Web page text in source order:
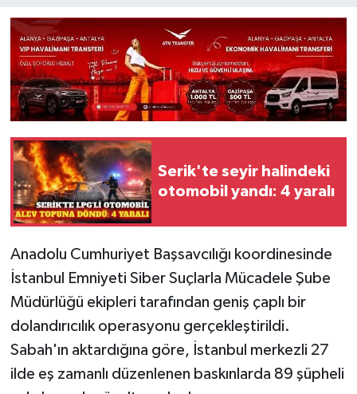
Serik'te seyir halindeki
otomobil yandı: 4 yaralı
Anadolu Cumhuriyet Başsavcılığı koordinesinde
İstanbul Emniyeti Siber Suçlarla Mücadele Şube
Müdürlüğü ekipleri tarafından geniş çaplı bir
dolandırıcılık operasyonu gerçekleştirildi.
Sabah'ın aktardığına göre, İstanbul merkezli 27
ilde eş zamanlı düzenlenen baskınlarda 89 şüpheli